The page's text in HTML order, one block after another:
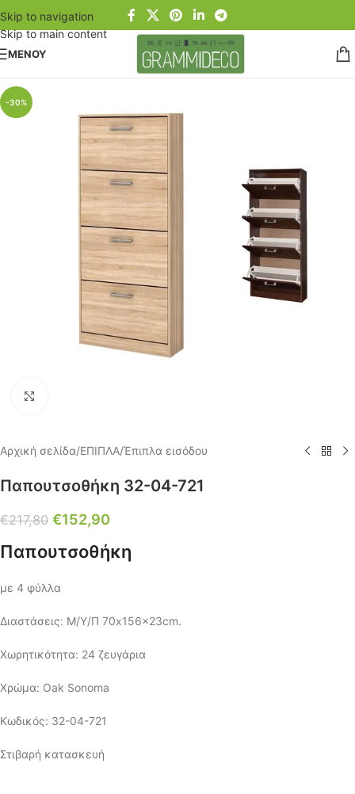
Skip to navigation
Skip to main content
ΜΕΝΟΥ
-30%
Αρχική σελίδα/ΕΠΙΠΛΑ/Έπιπλα εισόδου
Παπουτσοθήκη 32-04-721
€217,80 €152,90
Παπουτσοθήκη
με 4 φύλλα
Διαστάσεις: Μ/Υ/Π 70x156x23cm.
Χωρητικότητα: 24 ζευγάρια
Χρώμα: Oak Sonoma
Κωδικός: 32-04-721
Στιβαρή κατασκευή